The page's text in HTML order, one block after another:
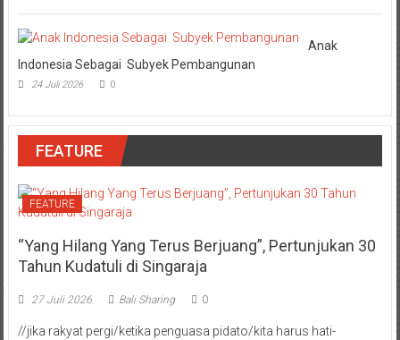
Anak
Indonesia Sebagai Subyek Pembangunan
24 Juli 2026 0
FEATURE
FEATURE
“Yang Hilang Yang Terus Berjuang”, Pertunjukan 30
Tahun Kudatuli di Singaraja
27 Juli 2026 Bali Sharing 0
//jika rakyat pergi/ketika penguasa pidato/kita harus hati-